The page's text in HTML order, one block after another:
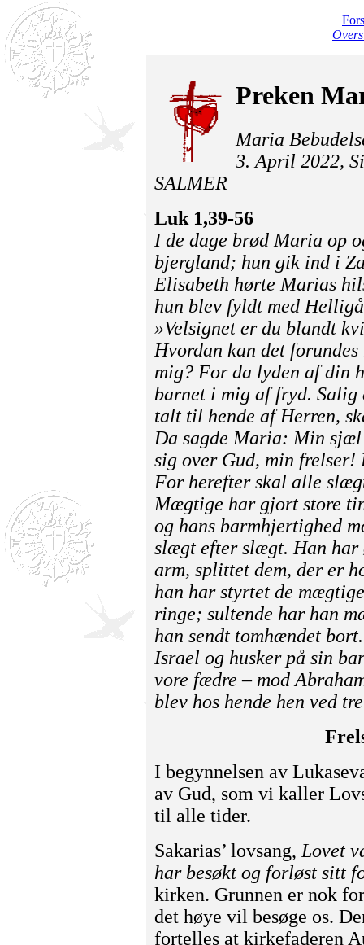
Preken
Maria
3. April 2022,
SALMER
Luk 1,39-56
I de dage brød Maria op
bjergland; hun gik ind i
Elisabeth hørte Marias
hun blev fyldt med
»Velsignet er du blandt
Hvordan kan det
mig? For da lyden af din
barnet i mig af fryd. Salig
talt til hende af Herren,
Da sagde Maria: Min
sig over Gud, min
For herefter skal alle
Mægtige har gjort store
og hans barmhjertighed
slægt efter slægt. Han har
arm, splittet dem, der er
han har styrtet de
ringe; sultende har han
han sendt tomhændet
Israel og husker på sin
vore fædre – mod
blev hos hende hen ved
I begynnelsen av
av Gud, som vi kaller
til alle tider.
Sakarias’ lovsang, Lovet
har besøkt og forløst sitt
kirken. Grunnen er nok
det høye vil besøge os.
fortelles at kirkefaderen